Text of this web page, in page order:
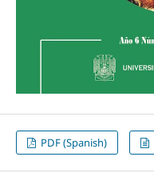
PDF (Spanish)